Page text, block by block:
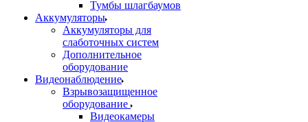
Тумбы шлагбаумов
Аккумуляторы
Аккумуляторы для
слаботочных систем
Дополнительное
оборудование
Видеонаблюдение
Взрывозащищенное
оборудование
Видеокамеры